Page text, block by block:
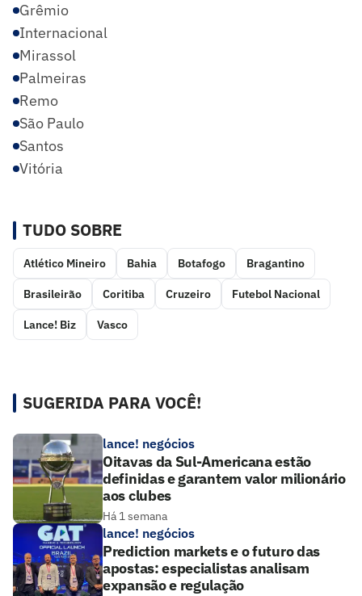
Grêmio
Internacional
Mirassol
Palmeiras
Remo
São Paulo
Santos
Vitória
TUDO SOBRE
Atlético Mineiro Bahia Botafogo Bragantino
Brasileirão Coritiba Cruzeiro Futebol Nacional
Lance! Biz Vasco
SUGERIDA PARA VOCÊ!
lance! negócios
Oitavas da Sul-Americana estão
definidas e garantem valor milionário
aos clubes
Há 1 semana
lance! negócios
Prediction markets e o futuro das
apostas: especialistas analisam
expansão e regulação